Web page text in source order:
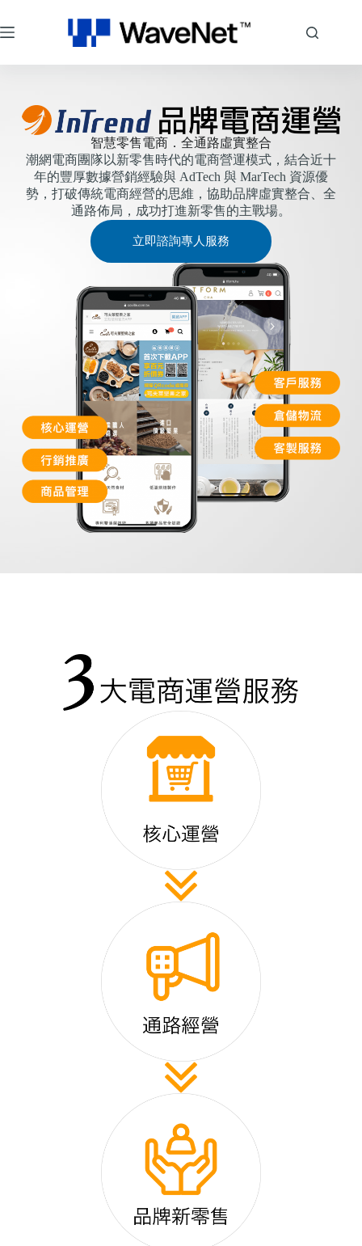
智慧零售電商．全通路虛實整合
潮網電商團隊以新零售時代的電商營運模式，結合近十
年的豐厚數據營銷經驗與 AdTech 與 MarTech 資源優
勢，打破傳統電商經營的思維，協助品牌虛實整合、全
通路佈局，成功打進新零售的主戰場。
立即諮詢專人服務